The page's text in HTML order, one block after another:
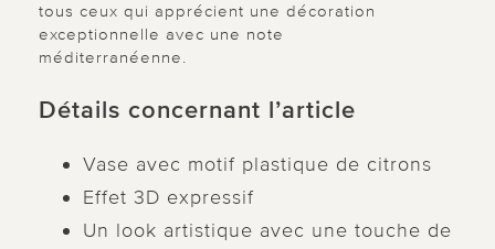
tous ceux qui apprécient une décoration
exceptionnelle avec une note
méditerranéenne.
Détails concernant l’article
Vase avec motif plastique de citrons
Effet 3D expressif
Un look artistique avec une touche de